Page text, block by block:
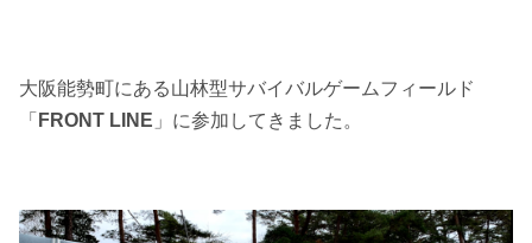
大阪能勢町にある山林型サバイバルゲー ムフ ィ ールド
「 FRONT LINE 」に参加してきました。